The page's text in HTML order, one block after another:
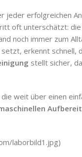
erfolgreichen
oft unterschätzt: die
noch immer zum
erkennt schnell,
stellt sicher,
weit über einen
laborbild1.jpg)